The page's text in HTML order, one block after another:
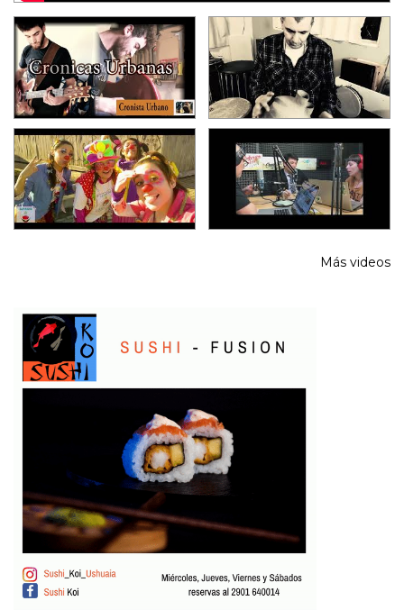
Más videos